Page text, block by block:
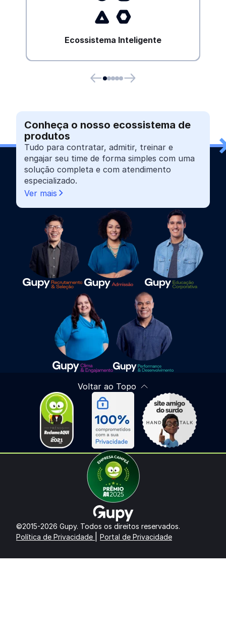
Ecossistema Inteligente
Entenda como os agentes de IA potencializam
o ecossistema Gupy, facilitando o trabalho de
Conheça o nosso ecossistema de
produtos
Tudo para contratar, admitir, treinar e
engajar seu time de forma simples com uma
solução completa e com atendimento
especializado.
Ver mais
Voltar ao Topo
©2015-2026 Gupy. Todos os direitos reservados.
Política de Privacidade
Portal de Privacidade